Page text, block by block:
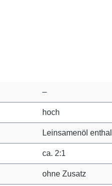
–
hoch
Leinsamenöl
ca. 2:1
ohne Zusatz